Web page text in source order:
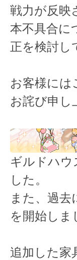
戦力が反映
本不具合に
正を検討し
お客様には
お詫び申し
ギルドハウ
した。
また、過
を開始しま
追加した家